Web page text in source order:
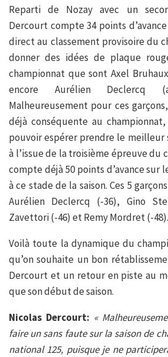
Reparti de Nozay avec un
Dercourt compte 34 points
direct au classement provisoire du
donner des idées de plaque
championnat que sont Axel
encore Aurélien Declercq
Malheureusement pour ces
déjà conséquente au
pouvoir espérer prendre le meilleur
à l’issue de la troisième épreuve du
compte déjà 50 points d’avance sur
à ce stade de la saison. Ces 5
Aurélien Declercq (-36), Gino
Zavettori (-46) et Remy Mordret (-48).
Voilà toute la dynamique du
qu’on souhaite un bon
Dercourt et un retour en piste au
que son début de saison.
Nicolas Dercourt: «
faire un sans faute sur la saison de
national 125, puisque je ne